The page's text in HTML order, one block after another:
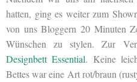
hatten, ging es weiter zum
von uns Bloggern 20 Minuten
Wünschen zu stylen. Zur
Designbett Essential. Keine
Bettes war eine Art rot/braun